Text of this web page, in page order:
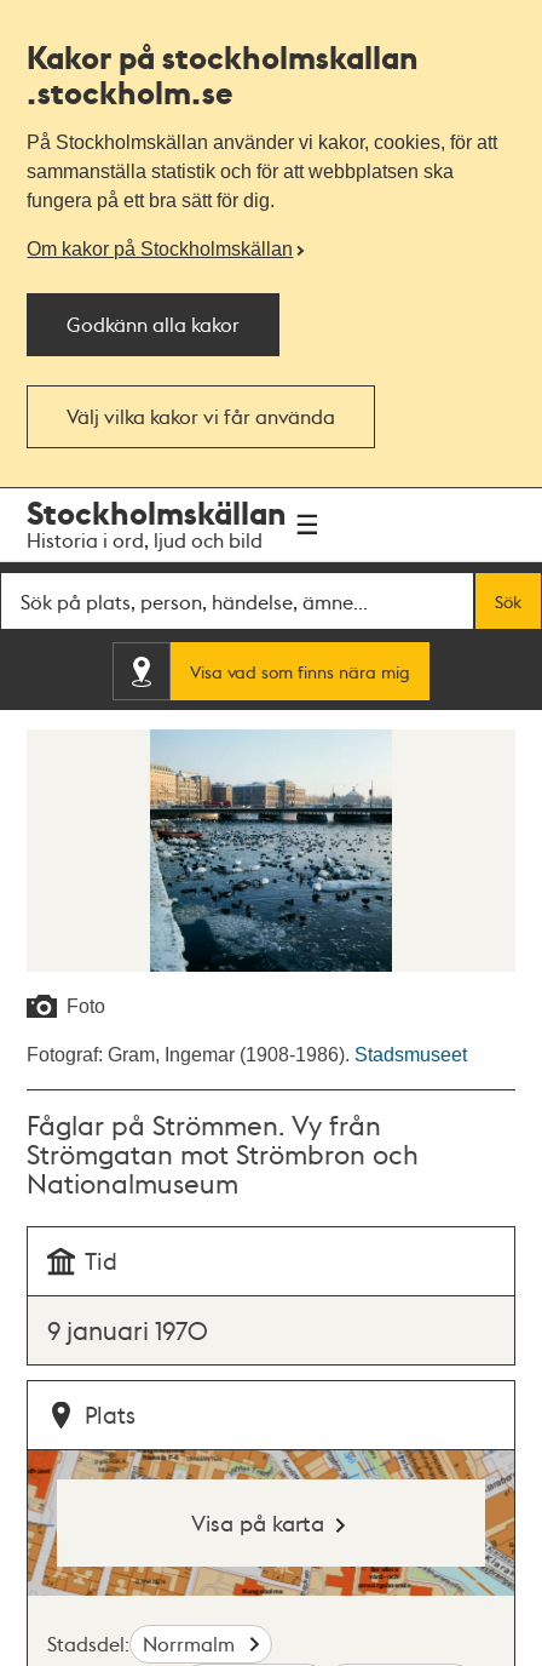
Kakor på stockholmskallan
.stockholm.se
På Stockholmskällan använder vi kakor, cookies, för att
sammanställa statistik och för att webbplatsen ska
fungera på ett bra sätt för dig.
Om kakor på Stockholmskällan
Godkänn alla kakor
Välj vilka kakor vi får använda
navigationen
huvudinnehållet
Stockholmskällan
Historia i ord, ljud och bild
Sök
Visa vad som finns nära mig
Foto
Fotograf: Gram, Ingemar (1908-1986). Stadsmuseet
Fåglar på Strömmen. Vy från
Strömgatan mot Strömbron och
Nationalmuseum
Tid
9 januari 1970
Plats
Visa på karta
Stadsdel: Norrmalm